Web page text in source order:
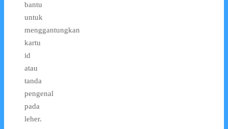
bantu
untuk
menggantungkan
kartu
id
atau
tanda
pengenal
pada
leher.